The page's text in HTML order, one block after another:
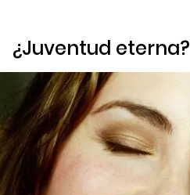
¿Juventud eterna?